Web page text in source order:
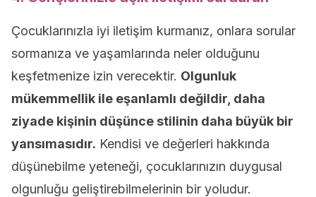
Çocuklarınızla iyi iletişim kurmanız, onlara sorular
sormanıza ve yaşamlarında neler olduğunu
keşfetmenize izin verecektir. Olgunluk
mükemmellik ile eşanlamlı değildir, daha
ziyade kişinin düşünce stilinin daha büyük bir
yansımasıdır. Kendisi ve değerleri hakkında
düşünebilme yeteneği, çocuklarınızın duygusal
olgunluğu geliştirebilmelerinin bir yoludur.